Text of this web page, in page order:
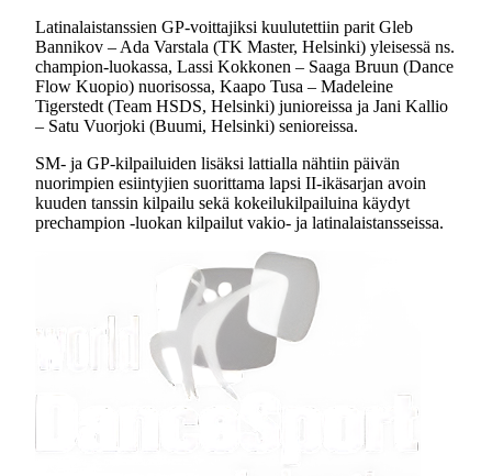
Latinalaistanssien GP-voittajiksi kuulutettiin parit Gleb
Bannikov – Ada Varstala (TK Master, Helsinki) yleisessä ns.
champion-luokassa, Lassi Kokkonen – Saaga Bruun (Dance
Flow Kuopio) nuorisossa, Kaapo Tusa – Madeleine
Tigerstedt (Team HSDS, Helsinki) junioreissa ja Jani Kallio
– Satu Vuorjoki (Buumi, Helsinki) senioreissa.
SM- ja GP-kilpailuiden lisäksi lattialla nähtiin päivän
nuorimpien esiintyjien suorittama lapsi II-ikäsarjan avoin
kuuden tanssin kilpailu sekä kokeilukilpailuina käydyt
prechampion -luokan kilpailut vakio- ja latinalaistansseissa.